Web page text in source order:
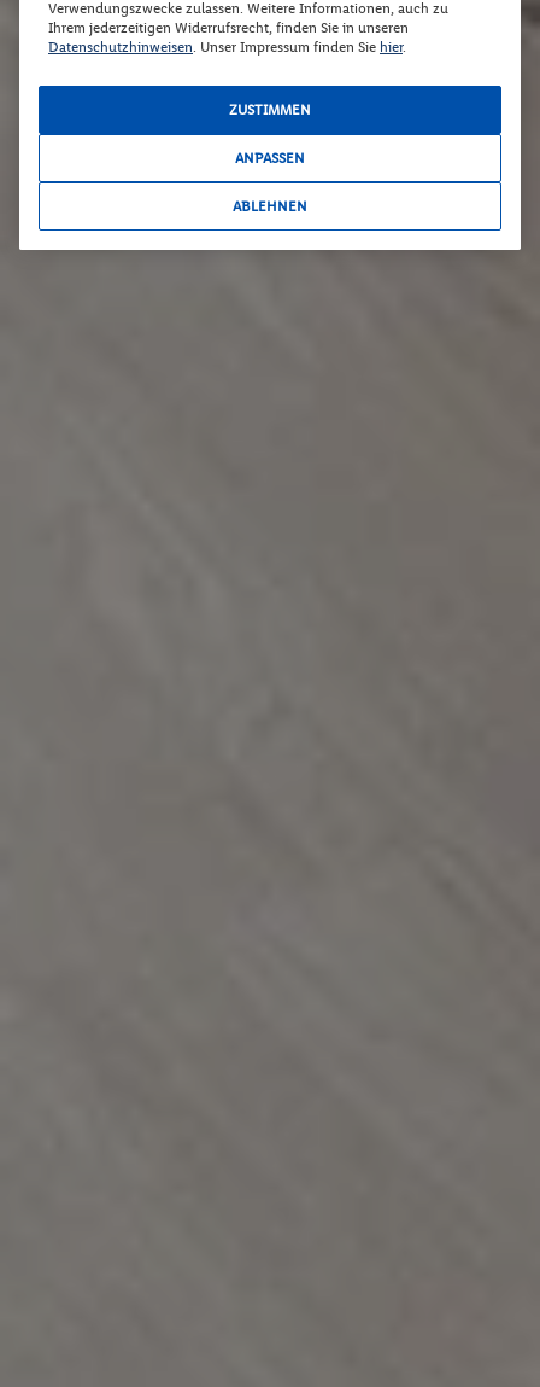
Verwendungszwecke zulassen. Weitere Informationen, auch zu
Ihrem jederzeitigen Widerrufsrecht, finden Sie in unseren
Datenschutzhinweisen. Unser Impressum finden Sie hier.
ZUSTIMMEN
ANPASSEN
ABLEHNEN